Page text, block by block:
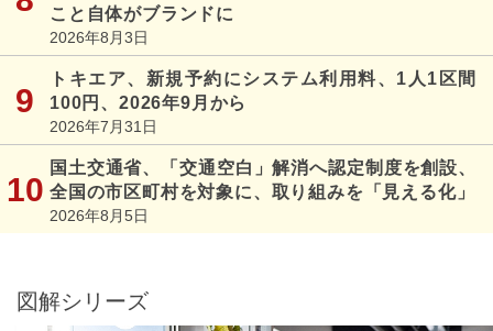
こと自体がブランドに
2026年8月3日
トキエア、新規予約にシステム利用料、1人1区間
100円、2026年9月から
2026年7月31日
国土交通省、「交通空白」解消へ認定制度を創設、
全国の市区町村を対象に、取り組みを「見える化」
2026年8月5日
図解シリーズ